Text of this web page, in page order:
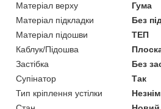
Матеріал верху
Гума
Матеріал підкладки
Без
Матеріал підошви
ТЕП
Каблук/Підошва
Застібка
Без
Супінатор
Так
Тип кріплення устілки